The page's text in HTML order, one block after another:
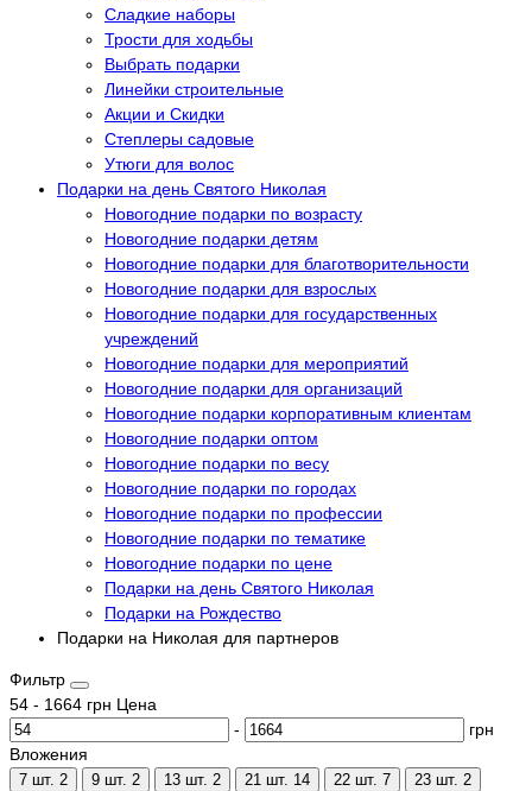
Сладкие наборы
Трости для ходьбы
Выбрать подарки
Линейки строительные
Акции и Скидки
Степлеры садовые
Утюги для волос
Подарки на день Святого Николая
Новогодние подарки по возрасту
Новогодние подарки детям
Новогодние подарки для благотворительности
Новогодние подарки для взрослых
Новогодние подарки для государственных
учреждений
Новогодние подарки для мероприятий
Новогодние подарки для организаций
Новогодние подарки корпоративным клиентам
Новогодние подарки оптом
Новогодние подарки по весу
Новогодние подарки по городах
Новогодние подарки по профессии
Новогодние подарки по тематике
Новогодние подарки по цене
Подарки на день Святого Николая
Подарки на Рождество
Подарки на Николая для партнеров
Фильтр
54 - 1664 грн Цена
-
грн
Вложения
7 шт. 2 9 шт. 2 13 шт. 2 21 шт. 14 22 шт. 7 23 шт. 2